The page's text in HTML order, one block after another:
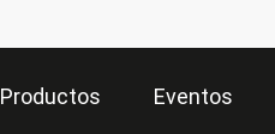
Productos Eventos